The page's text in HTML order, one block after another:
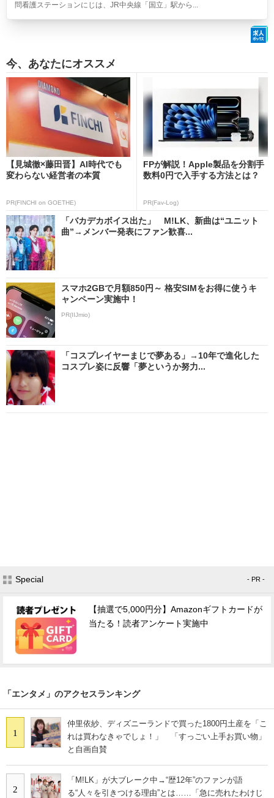
問看護ステーションにじは、JR中央線「国立」駅から...
今、あなたにオススメ
【見城徹×藤田晋】AI時代でも
変わらない経営者の本質
PR(FINCHI on GOETHE)
FPが解説！Apple製品を分割手
数料0円で入手する方法とは？
PR(Fav-Log)
「バカデカボイス出た」 M!LK、新曲は“ユニット
曲”→メンバー発表にファン歓喜...
スマホ2GBで月額850円～ 格安SIMをお得に使うキ
ャンペーン実施中！
PR(IIJmio)
「コスプレイヤーまじで夢ある」→10年で進化した
コスプレ姿に反響「夢というか努力...
Special - PR -
【抽選で5,000円分】Amazonギフトカードが
当たる！読者アンケート実施中
「エンタメ」のアクセスランキング
1
仲里依紗、ディズニーランドで買った1800円土産を「こ
れは買わなきゃでしょ！」 「すっごい上手お買い物」
と自画自賛
2
「M!LK」が大ブレーク中→“歴12年”のファンが語
る“人々を引きつける理由”とは……「急に売れたわけじ